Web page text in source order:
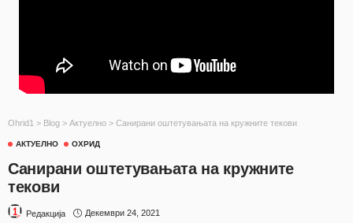
Ohrid1 > Blog > Актуелно > Санирани оштетувањата на кружните текови
АКТУЕЛНО ОХРИД
Санирани оштетувањата на кружните
текови
Редакција Декември 24, 2021